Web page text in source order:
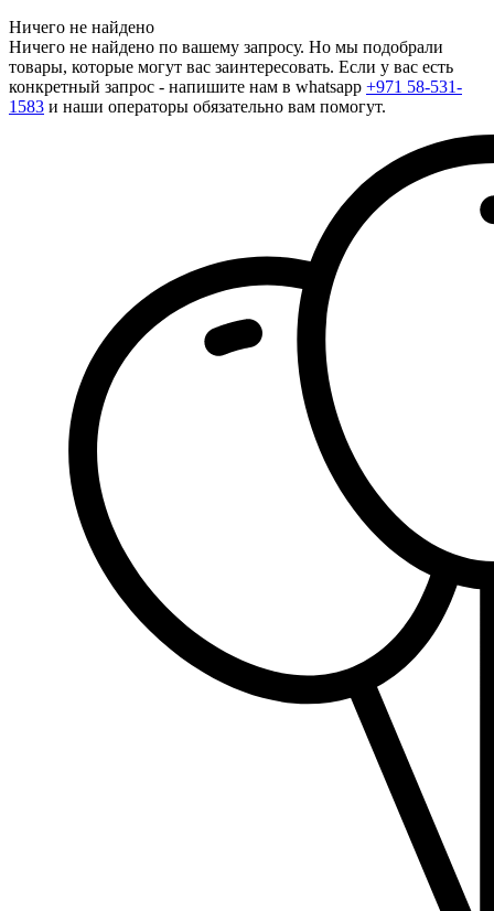
Ничего не найдено
Ничего не найдено по вашему запросу. Но мы подобрали
товары, которые могут вас заинтересовать. Если у вас есть
конкретный запрос - напишите нам в whatsapp +971 58-531-
1583 и наши операторы обязательно вам помогут.